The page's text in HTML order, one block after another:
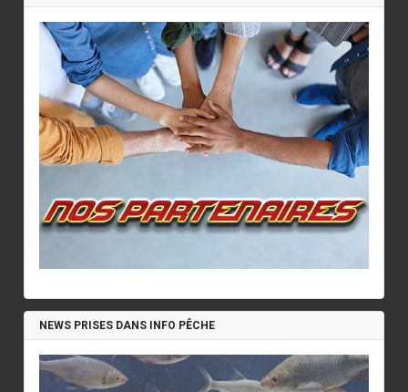
NEWS PRISES DANS INFO PÊCHE